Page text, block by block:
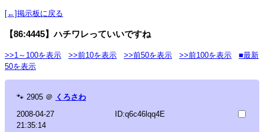
[←]掲示板に戻る
【86:4445】ハチワレっていいですね
>>1～100を表示 >>前10を表示 >>前50を表示 >>前100を表示
■最新
50を表示
🐾 2905 ＠ くろさわ
2008-04-27
21:35:14
ID:q6c46lqq4E